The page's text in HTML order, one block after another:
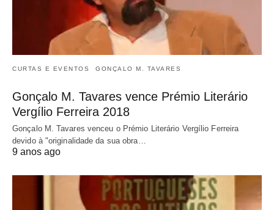
CURTAS E EVENTOS GONÇALO M. TAVARES
Gonçalo M. Tavares vence Prémio Literário
Vergílio Ferreira 2018
Gonçalo M. Tavares venceu o Prémio Literário Vergílio Ferreira
devido à "originalidade da sua obra…
9 anos ago